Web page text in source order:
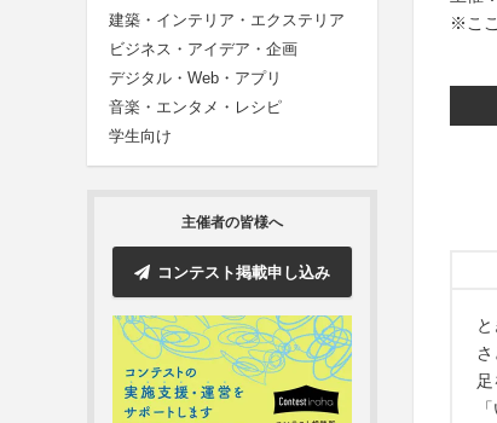
建築・インテリア・エクステリア
ビジネス・アイデア・企画
デジタル・Web・アプリ
音楽・エンタメ・レシピ
学生向け
主催者の皆様へ
コンテスト掲載申し込み
※こ